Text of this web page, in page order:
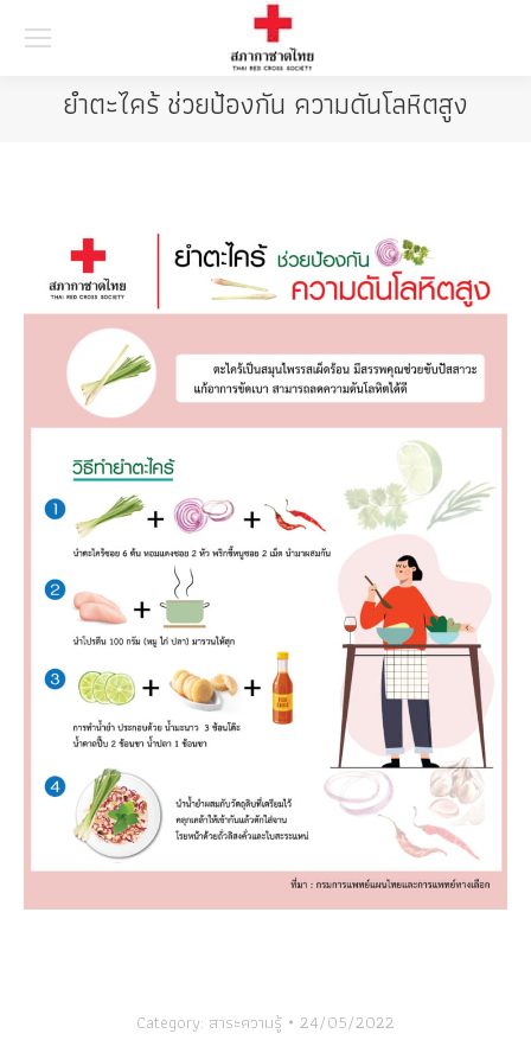
ยำตะไคร้ ช่วยป้องกัน ความดันโลหิตสูง
Category: สาระความรู้ 24/05/2022